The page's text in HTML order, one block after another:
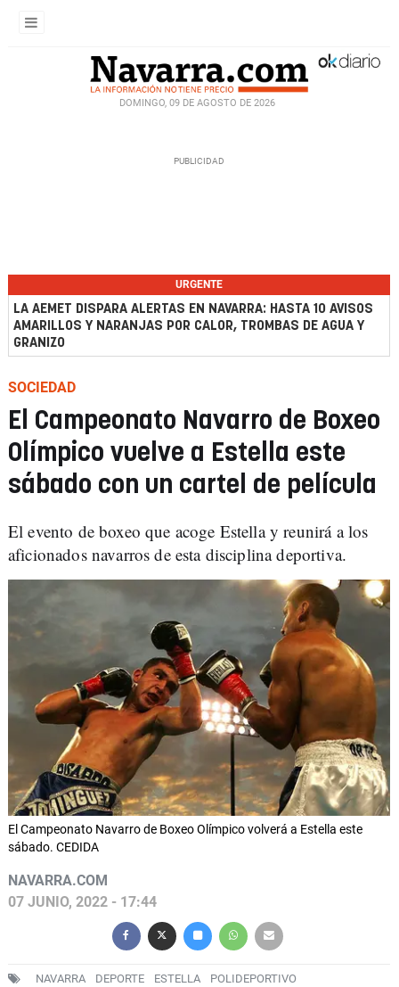
DOMINGO, 09 DE AGOSTO DE 2026
URGENTE
LA AEMET DISPARA ALERTAS EN NAVARRA: HASTA 10 AVISOS
AMARILLOS Y NARANJAS POR CALOR, TROMBAS DE AGUA Y
GRANIZO
SOCIEDAD
El Campeonato Navarro de Boxeo
Olímpico vuelve a Estella este
sábado con un cartel de película
El evento de boxeo que acoge Estella y reunirá a los
aficionados navarros de esta disciplina deportiva.
El Campeonato Navarro de Boxeo Olímpico volverá a Estella este
sábado. CEDIDA
NAVARRA.COM
07 JUNIO, 2022 - 17:44
NAVARRA DEPORTE ESTELLA POLIDEPORTIVO